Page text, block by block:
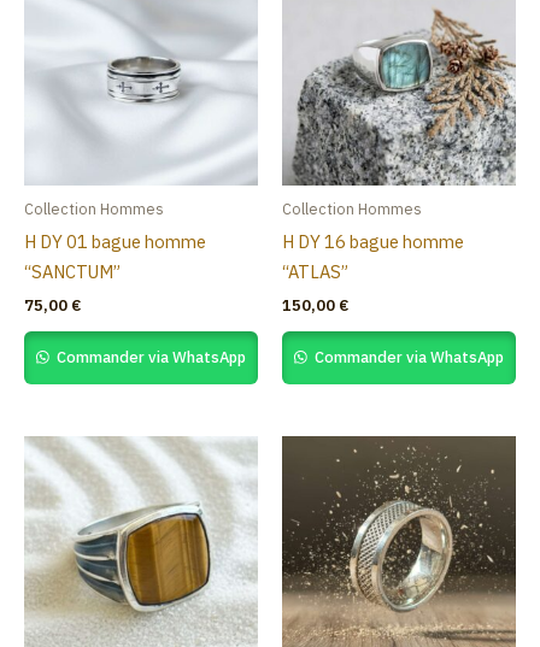
Collection Hommes
H DY 01 bague homme
“SANCTUM”
75,00 €
Commander via WhatsApp
Collection Hommes
H DY 16 bague homme
“ATLAS”
150,00 €
Commander via WhatsApp
Price
range:
66,00 €
through
70,00 €
product
multiple
variants.
The
options